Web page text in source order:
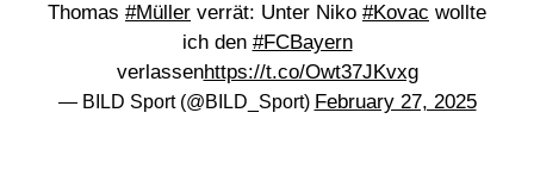
Thomas #Müller verrät: Unter Niko #Kovac wollte
ich den #FCBayern
verlassenhttps://t.co/Owt37JKvxg
— BILD Sport (@BILD_Sport) February 27, 2025